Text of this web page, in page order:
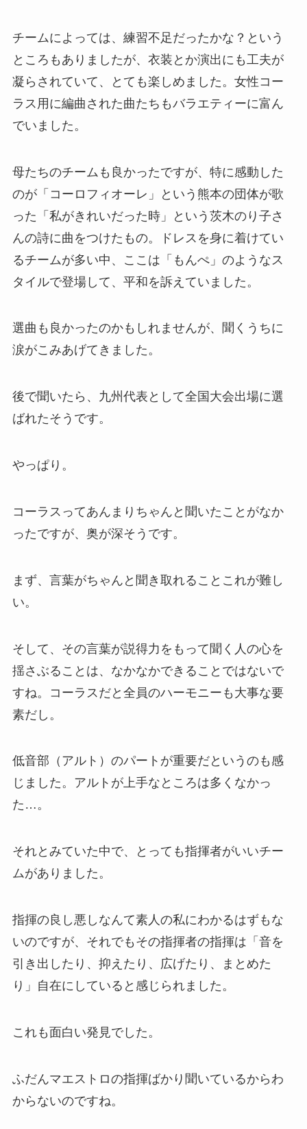
チームによっては、練習不足だったかな？という
ところもありましたが、衣装とか演出にも工夫が
凝らされていて、とても楽しめました。女性コー
ラス用に編曲された曲たちもバラエティーに富ん
でいました。
母たちのチームも良かったですが、特に感動した
のが「コーロフィオーレ」という熊本の団体が歌
った「私がきれいだった時」という茨木のり子さ
んの詩に曲をつけたもの。ドレスを身に着けてい
るチームが多い中、ここは「もんぺ」のようなス
タイルで登場して、平和を訴えていました。
選曲も良かったのかもしれませんが、聞くうちに
涙がこみあげてきました。
後で聞いたら、九州代表として全国大会出場に選
ばれたそうです。
やっぱり。
コーラスってあんまりちゃんと聞いたことがなか
ったですが、奥が深そうです。
まず、言葉がちゃんと聞き取れることこれが難し
い。
そして、その言葉が説得力をもって聞く人の心を
揺さぶることは、なかなかできることではないで
すね。コーラスだと全員のハーモニーも大事な要
素だし。
低音部（アルト）のパートが重要だというのも感
じました。アルトが上手なところは多くなかっ
た…。
それとみていた中で、とっても指揮者がいいチー
ムがありました。
指揮の良し悪しなんて素人の私にわかるはずもな
いのですが、それでもその指揮者の指揮は「音を
引き出したり、抑えたり、広げたり、まとめた
り」自在にしていると感じられました。
これも面白い発見でした。
ふだんマエストロの指揮ばかり聞いているからわ
からないのですね。